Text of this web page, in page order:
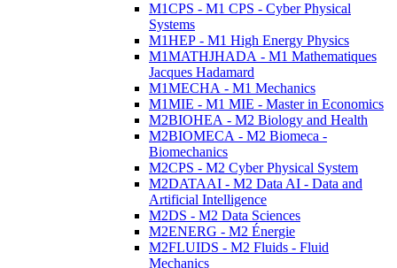
M1CPS - M1 CPS - Cyber Physical
Systems
M1HEP - M1 High Energy Physics
M1MATHJHADA - M1 Mathematiques
Jacques Hadamard
M1MECHA - M1 Mechanics
M1MIE - M1 MIE - Master in Economics
M2BIOHEA - M2 Biology and Health
M2BIOMECA - M2 Biomeca -
Biomechanics
M2CPS - M2 Cyber Physical System
M2DATAAI - M2 Data AI - Data and
Artificial Intelligence
M2DS - M2 Data Sciences
M2ENERG - M2 Énergie
M2FLUIDS - M2 Fluids - Fluid
Mechanics